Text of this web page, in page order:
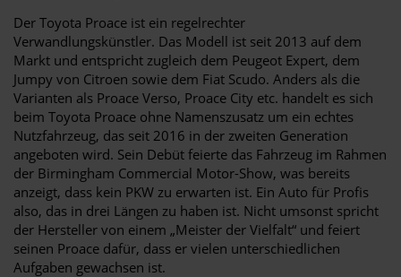
Der Toyota Proace ist ein regelrechter
Verwandlungskünstler. Das Modell ist seit 2013 auf dem
Markt und entspricht zugleich dem Peugeot Expert, dem
Jumpy von Citroen sowie dem Fiat Scudo. Anders als die
Varianten als Proace Verso, Proace City etc. handelt es sich
beim Toyota Proace ohne Namenszusatz um ein echtes
Nutzfahrzeug, das seit 2016 in der zweiten Generation
angeboten wird. Sein Debüt feierte das Fahrzeug im Rahmen
der Birmingham Commercial Motor-Show, was bereits
anzeigt, dass kein PKW zu erwarten ist. Ein Auto für Profis
also, das in drei Längen zu haben ist. Nicht umsonst spricht
der Hersteller von einem „Meister der Vielfalt“ und feiert
seinen Proace dafür, dass er vielen unterschiedlichen
Aufgaben gewachsen ist.